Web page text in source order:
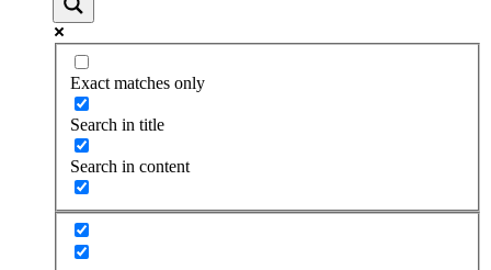
Exact matches only
Search in title
Search in content